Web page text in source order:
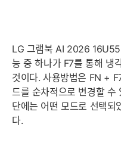
LG 그램북 AI 2026
능 중 하나가 F7를 통해 냉
것이다. 사용방법은 FN +
드를 순차적으로 변경할 수
단에는 어떤 모드로 선택되
다.